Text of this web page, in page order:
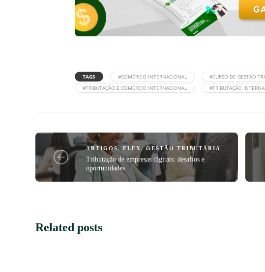
TAGS #COMÉRCIO INTERNACIONAL #CURSO DE GESTÃO
#TRIBUTAÇÃO E COMÉRCIO INTERNACIONAL
#TRIBUTAÇÃO
ARTIGOS,FLEX,GESTÃO TRIBUTÁRIA
Tributação de empresas digitais: desafios e
oportunidades
Related posts